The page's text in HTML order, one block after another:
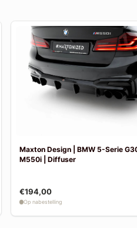
Maxton Design | BMW 5-Serie
M550i | Diffuser
€194,00
Op nabestelling